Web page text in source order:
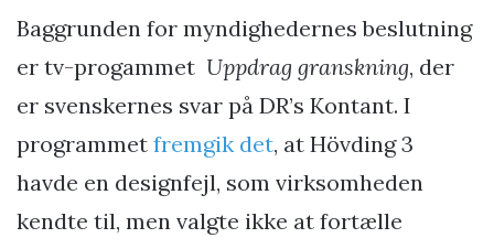
Baggrunden for myndighedernes beslutning
er tv-progammet Uppdrag granskning, der
er svenskernes svar på DR’s Kontant. I
programmet fremgik det, at Hövding 3
havde en designfejl, som virksomheden
kendte til, men valgte ikke at fortælle